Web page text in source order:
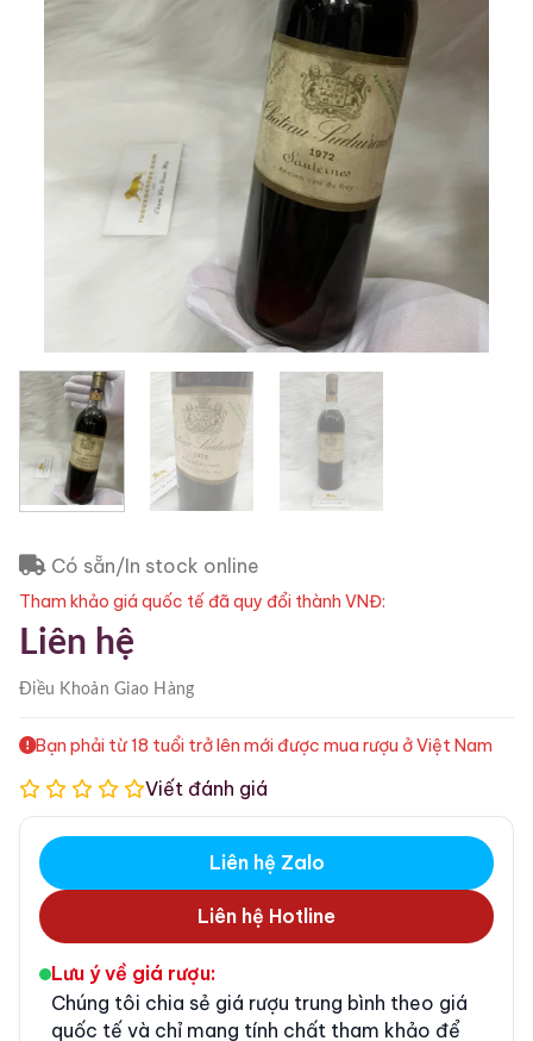
Có sẵn/In stock online
Tham khảo giá quốc tế đã quy đổi thành VNĐ:
Liên hệ
Điều KhoảnGiao Hàng
Bạn phải từ 18 tuổi trở lên mới được mua rượu ở Việt Nam
Viết đánh giá
Liên hệ Zalo
Liên hệ Hotline
Lưu ý về giá rượu:
Chúng tôi chia sẻ giá rượu trung bình theo giá
quốc tế và chỉ mang tính chất tham khảo để